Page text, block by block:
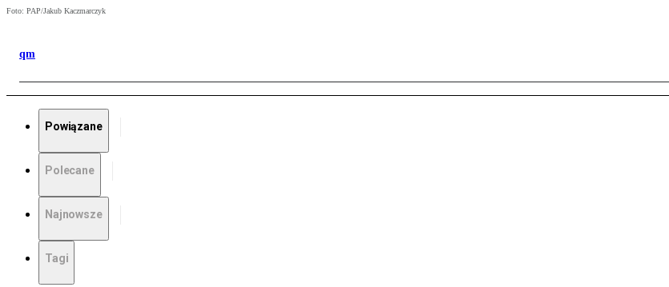
Foto: PAP/Jakub Kaczmarczyk
qm
Powiązane
Polecane
Najnowsze
Tagi